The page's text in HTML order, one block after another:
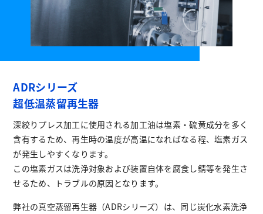
ADRシリーズ
超低温蒸留再生器
深絞りプレス加工に使用される加工油は塩素・硫黄成分を多く
含有するため、再生時の温度が高温になればなる程、塩素ガス
が発生しやすくなります。
この塩素ガスは洗浄対象および装置自体を腐食し錆等を発生さ
せるため、トラブルの原因となります。
弊社の真空蒸留再生器（ADRシリーズ）は、同じ炭化水素洗浄